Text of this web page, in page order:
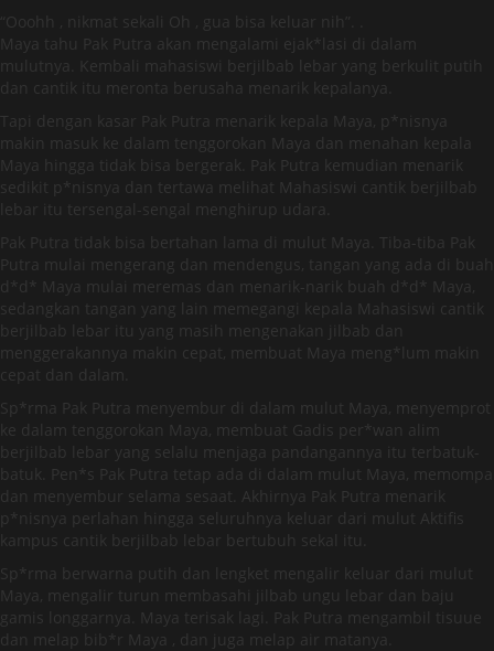
“Ooohh , nikmat sekali Oh , gua bisa keluar nih”. .
Maya tahu Pak Putra akan mengalami ejak*lasi di dalam
mulutnya. Kembali mahasiswi berjilbab lebar yang berkulit putih
dan cantik itu meronta berusaha menarik kepalanya.
Tapi dengan kasar Pak Putra menarik kepala Maya, p*nisnya
makin masuk ke dalam tenggorokan Maya dan menahan kepala
Maya hingga tidak bisa bergerak. Pak Putra kemudian menarik
sedikit p*nisnya dan tertawa melihat Mahasiswi cantik berjilbab
lebar itu tersengal-sengal menghirup udara.
Pak Putra tidak bisa bertahan lama di mulut Maya. Tiba-tiba Pak
Putra mulai mengerang dan mendengus, tangan yang ada di buah
d*d* Maya mulai meremas dan menarik-narik buah d*d* Maya,
sedangkan tangan yang lain memegangi kepala Mahasiswi cantik
berjilbab lebar itu yang masih mengenakan jilbab dan
menggerakannya makin cepat, membuat Maya meng*lum makin
cepat dan dalam.
Sp*rma Pak Putra menyembur di dalam mulut Maya, menyemprot
ke dalam tenggorokan Maya, membuat Gadis per*wan alim
berjilbab lebar yang selalu menjaga pandangannya itu terbatuk-
batuk. Pen*s Pak Putra tetap ada di dalam mulut Maya, memompa
dan menyembur selama sesaat. Akhirnya Pak Putra menarik
p*nisnya perlahan hingga seluruhnya keluar dari mulut Aktifis
kampus cantik berjilbab lebar bertubuh sekal itu.
Sp*rma berwarna putih dan lengket mengalir keluar dari mulut
Maya, mengalir turun membasahi jilbab ungu lebar dan baju
gamis longgarnya. Maya terisak lagi. Pak Putra mengambil tisuue
dan melap bib*r Maya , dan juga melap air matanya.